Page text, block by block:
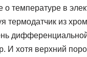
температуре в
термодатчик из
дифференциальной
хотя верхний